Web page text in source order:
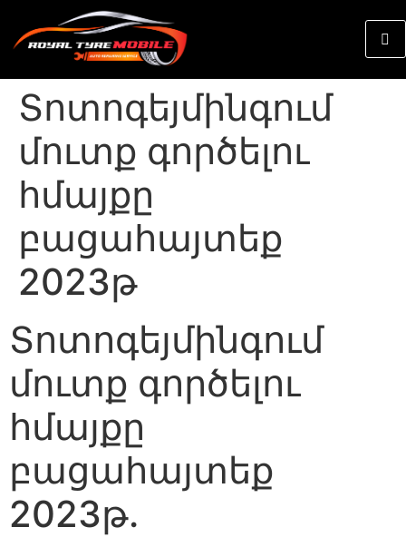
Տոտոգեյմինգում
մուտք գործելու
հմայքը
բացահայտեք
2023թ
Տոտոգեյմինգում
մուտք գործելու
հմայքը
բացահայտեք
2023թ.